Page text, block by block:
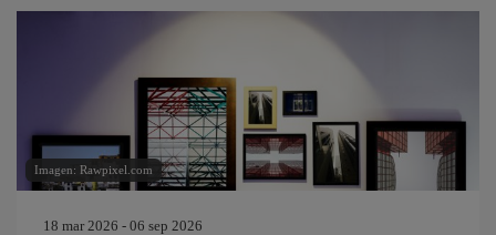
Imagen: Rawpixel.com
18 mar 2026 - 06 sep 2026